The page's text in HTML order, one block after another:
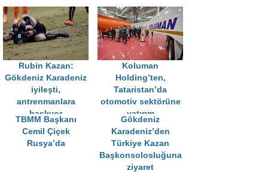
Rubin Kazan:
Gökdeniz Karadeniz
iyileşti,
antrenmanlara
başlıyor
Koluman
Holding’ten,
Tataristan’da
otomotiv sektörüne
yatırım
TBMM Başkanı
Cemil Çiçek
Rusya’da
Gökdeniz
Karadeniz’den
Türkiye Kazan
Başkonsolosluğuna
ziyaret